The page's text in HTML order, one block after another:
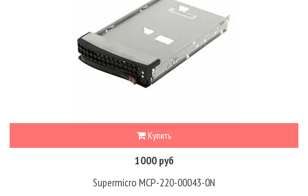
Купить
1000 руб
Supermicro MCP-220-00043-0N